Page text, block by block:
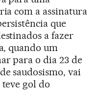
com a assinatura
que
a fazer
quando um
para o dia 23 de
saudosismo, vai
gol do